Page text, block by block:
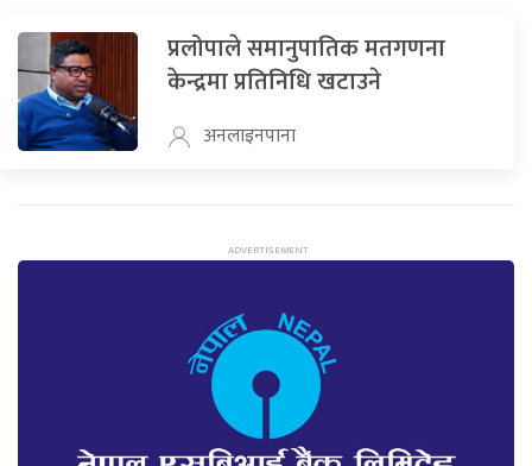
प्रलोपाले समानुपातिक मतगणना
केन्द्रमा प्रतिनिधि खटाउने
अनलाइनपाना